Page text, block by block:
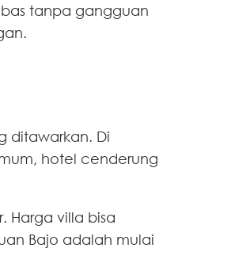
tanpa gangguan
ditawarkan. Di
hotel cenderung
Harga villa bisa
Bajo adalah mulai